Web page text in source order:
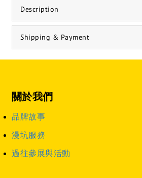
Description
Shipping & Payment
關於我們
品牌故事
漫坑服務
過往參展與活動